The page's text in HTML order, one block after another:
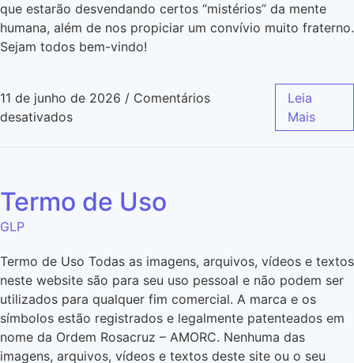
que estarão desvendando certos “mistérios” da mente
humana, além de nos propiciar um convívio muito fraterno.
Sejam todos bem-vindo!
11 de junho de 2026 / Comentários
desativados
Leia
Mais
Termo de Uso
GLP
Termo de Uso Todas as imagens, arquivos, vídeos e textos
neste website são para seu uso pessoal e não podem ser
utilizados para qualquer fim comercial. A marca e os
símbolos estão registrados e legalmente patenteados em
nome da Ordem Rosacruz – AMORC. Nenhuma das
imagens, arquivos, vídeos e textos deste site ou o seu